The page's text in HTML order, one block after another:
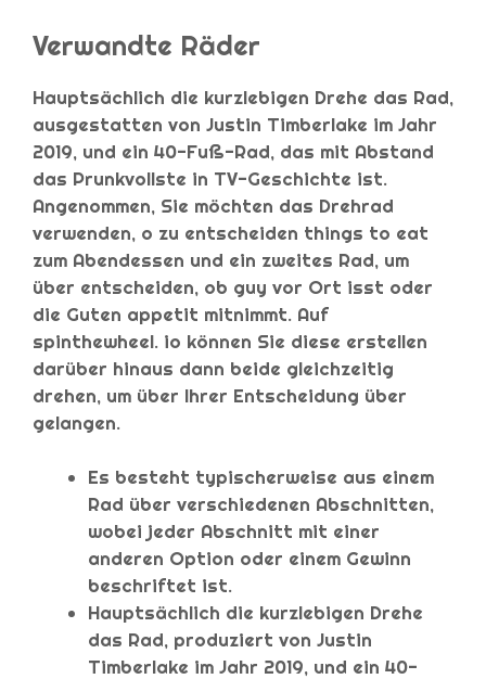
Verwandte Räder
Hauptsächlich die kurzlebigen Drehe das Rad,
ausgestatten von Justin Timberlake im Jahr
2019, und ein 40-Fuß-Rad, das mit Abstand
das Prunkvollste in TV-Geschichte ist.
Angenommen, Sie möchten das Drehrad
verwenden, o zu entscheiden things to eat
zum Abendessen und ein zweites Rad, um
über entscheiden, ob guy vor Ort isst oder
die Guten appetit mitnimmt. Auf
spinthewheel. io können Sie diese erstellen
darüber hinaus dann beide gleichzeitig
drehen, um über Ihrer Entscheidung über
gelangen.
Es besteht typischerweise aus einem
Rad über verschiedenen Abschnitten,
wobei jeder Abschnitt mit einer
anderen Option oder einem Gewinn
beschriftet ist.
Hauptsächlich die kurzlebigen Drehe
das Rad, produziert von Justin
Timberlake im Jahr 2019, und ein 40-